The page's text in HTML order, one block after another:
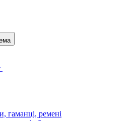
гаманці, ремені